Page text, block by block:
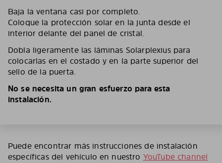
Baja la ventana casi por completo.
Coloque la protección solar en la junta desde el
interior delante del panel de cristal.
Dobla ligeramente las láminas Solarplexius para
colocarlas en el costado y en la parte superior del
sello de la puerta.
No se necesita un gran esfuerzo para esta
instalación.
Puede encontrar más instrucciones de instalación
específicas del vehículo en nuestro YouTube channel